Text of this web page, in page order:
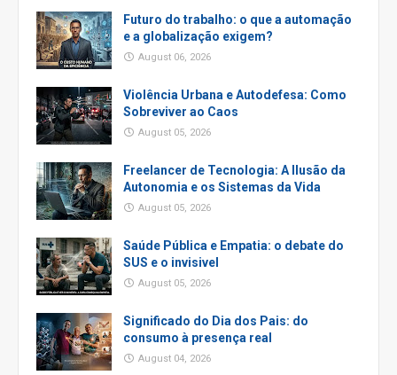
Futuro do trabalho: o que a automação
e a globalização exigem?
August 06, 2026
Violência Urbana e Autodefesa: Como
Sobreviver ao Caos
August 05, 2026
Freelancer de Tecnologia: A Ilusão da
Autonomia e os Sistemas da Vida
August 05, 2026
Saúde Pública e Empatia: o debate do
SUS e o invisivel
August 05, 2026
Significado do Dia dos Pais: do
consumo à presença real
August 04, 2026